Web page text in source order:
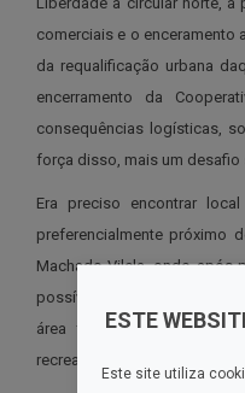
comerciais e o enceramento
da requalificação urbana
encerramento da
consequências logísticas,
força disso, mais um desafio
Era preciso encontrar
preferencialmente próximo
Machado Vilela, onde, após
possível colocar à
área totalmente
recreativas e sociais.
ESTE
Este site utiliza